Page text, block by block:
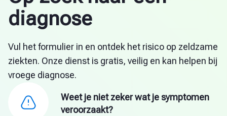
diagnose
Vul het formulier in en ontdek het risico op zeldzame
ziekten. Onze dienst is gratis, veilig en kan helpen bij
vroege diagnose.
Weet je niet zeker wat je symptomen
veroorzaakt?